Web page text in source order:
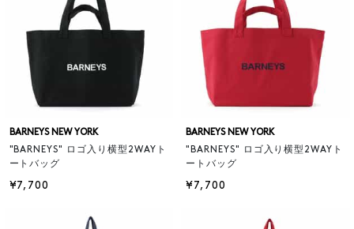
BARNEYS NEW YORK
"BARNEYS" ロゴ入り横型2WAYト
ートバッグ
¥7,700
BARNEYS NEW YORK
"BARNEYS" ロゴ入り横型2WAYト
ートバッグ
¥7,700